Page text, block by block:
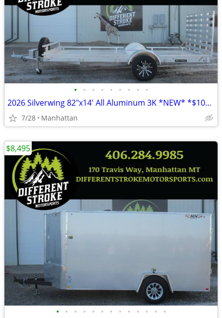
• • • • • • • • •
2026 Silverwing 82"x14' All Aluminum 3K *NEW* *$104/Month OAC $0 Down*
7/28 Manhattan
• • • • • • • • • • • • •
$8,495